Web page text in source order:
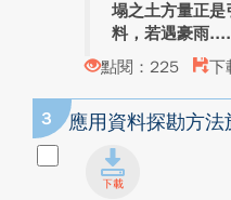
塌之土方量正
料，若遇豪雨...
點閱：225
下
3 應用資料探勘方法